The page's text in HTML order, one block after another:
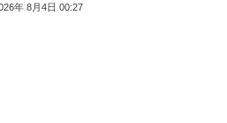
年 8月4日 00:27